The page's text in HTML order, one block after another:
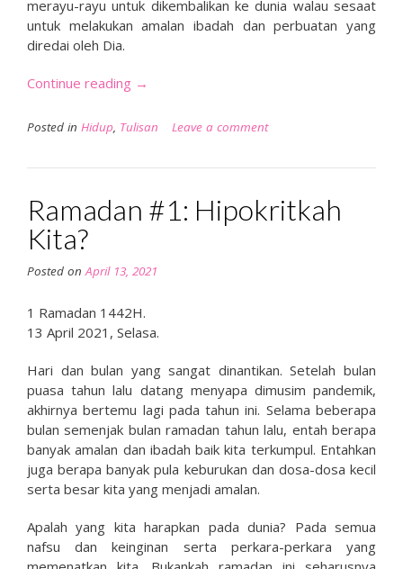
merayu-rayu untuk dikembalikan ke dunia walau sesaat
untuk melakukan amalan ibadah dan perbuatan yang
diredai oleh Dia.
Continue reading “Ramadan
Lupakan
Kita
Berikan”
→
Posted in Hidup, Tulisan Leave a comment
Ramadan #1: Hipokritkah
Kita?
Posted onApril 13, 2021
1 Ramadan 1442H.
13 April 2021, Selasa.
Hari dan bulan yang sangat dinantikan. Setelah bulan
puasa tahun lalu datang menyapa dimusim pandemik,
akhirnya bertemu lagi pada tahun ini. Selama beberapa
bulan semenjak bulan ramadan tahun lalu, entah berapa
banyak amalan dan ibadah baik kita terkumpul. Entahkan
juga berapa banyak pula keburukan dan dosa-dosa kecil
serta besar kita yang menjadi amalan.
Apalah yang kita harapkan pada dunia? Pada semua
nafsu dan keinginan serta perkara-perkara yang